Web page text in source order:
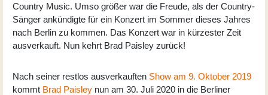
Country Music. Umso größer war die Freude, als der Country-
Sänger ankündigte für ein Konzert im Sommer dieses Jahres
nach Berlin zu kommen. Das Konzert war in kürzester Zeit
ausverkauft. Nun kehrt Brad Paisley zurück!
Nach seiner restlos ausverkauften Show am 9. Oktober 2019
kommt Brad Paisley nun am 30. Juli 2020 in die Berliner